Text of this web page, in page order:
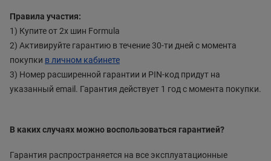
Правила участия:
1) Купите от 2х шин Formula
2) Активируйте гарантию в течение 30-ти дней с момента
покупки в личном кабинете
3) Номер расширенной гарантии и PIN-код придут на
указанный email. Гарантия действует 1 год с момента покупки.
В каких случаях можно воспользоваться гарантией?
Гарантия распространяется на все эксплуатационные